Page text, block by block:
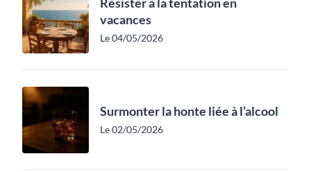
vacances
Le 04/05/2026
Surmonter la honte liée à l’alcool
Le 02/05/2026